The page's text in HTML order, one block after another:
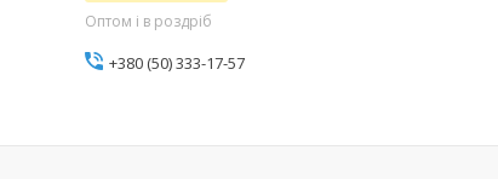
Оптом і в роздріб
+380 (50) 333-17-57